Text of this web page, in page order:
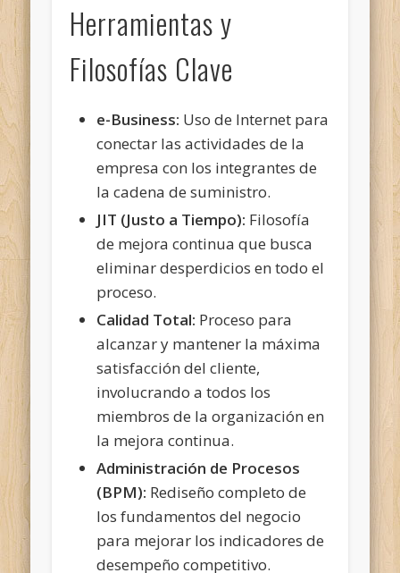
Herramientas y
Filosofías Clave
e-Business: Uso de Internet para
conectar las actividades de la
empresa con los integrantes de
la cadena de suministro.
JIT (Justo a Tiempo): Filosofía
de mejora continua que busca
eliminar desperdicios en todo el
proceso.
Calidad Total: Proceso para
alcanzar y mantener la máxima
satisfacción del cliente,
involucrando a todos los
miembros de la organización en
la mejora continua.
Administración de Procesos
(BPM): Rediseño completo de
los fundamentos del negocio
para mejorar los indicadores de
desempeño competitivo.